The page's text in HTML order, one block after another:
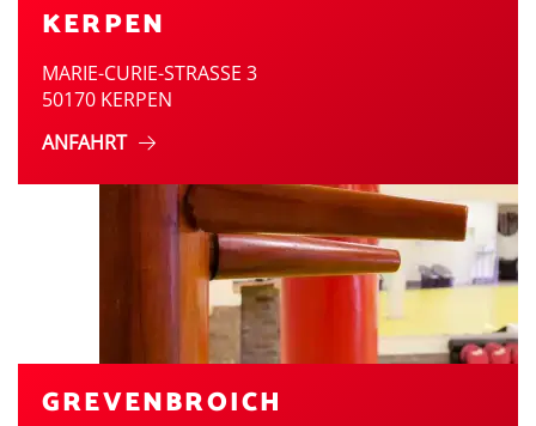
KERPEN
MARIE-CURIE-STRASSE 3
50170 KERPEN
ANFAHRT
GREVENBROICH